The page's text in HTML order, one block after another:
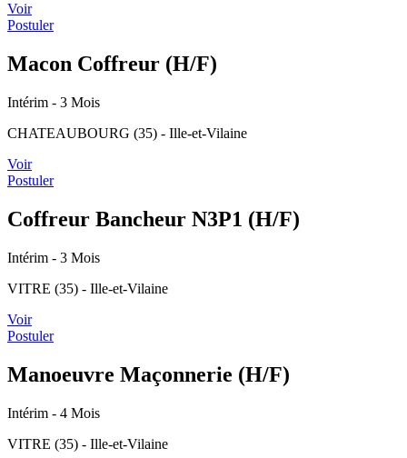
Voir
Postuler
Macon Coffreur (H/F)
Intérim - 3 Mois
CHATEAUBOURG (35) - Ille-et-Vilaine
Voir
Postuler
Coffreur Bancheur N3P1 (H/F)
Intérim - 3 Mois
VITRE (35) - Ille-et-Vilaine
Voir
Postuler
Manoeuvre Maçonnerie (H/F)
Intérim - 4 Mois
VITRE (35) - Ille-et-Vilaine